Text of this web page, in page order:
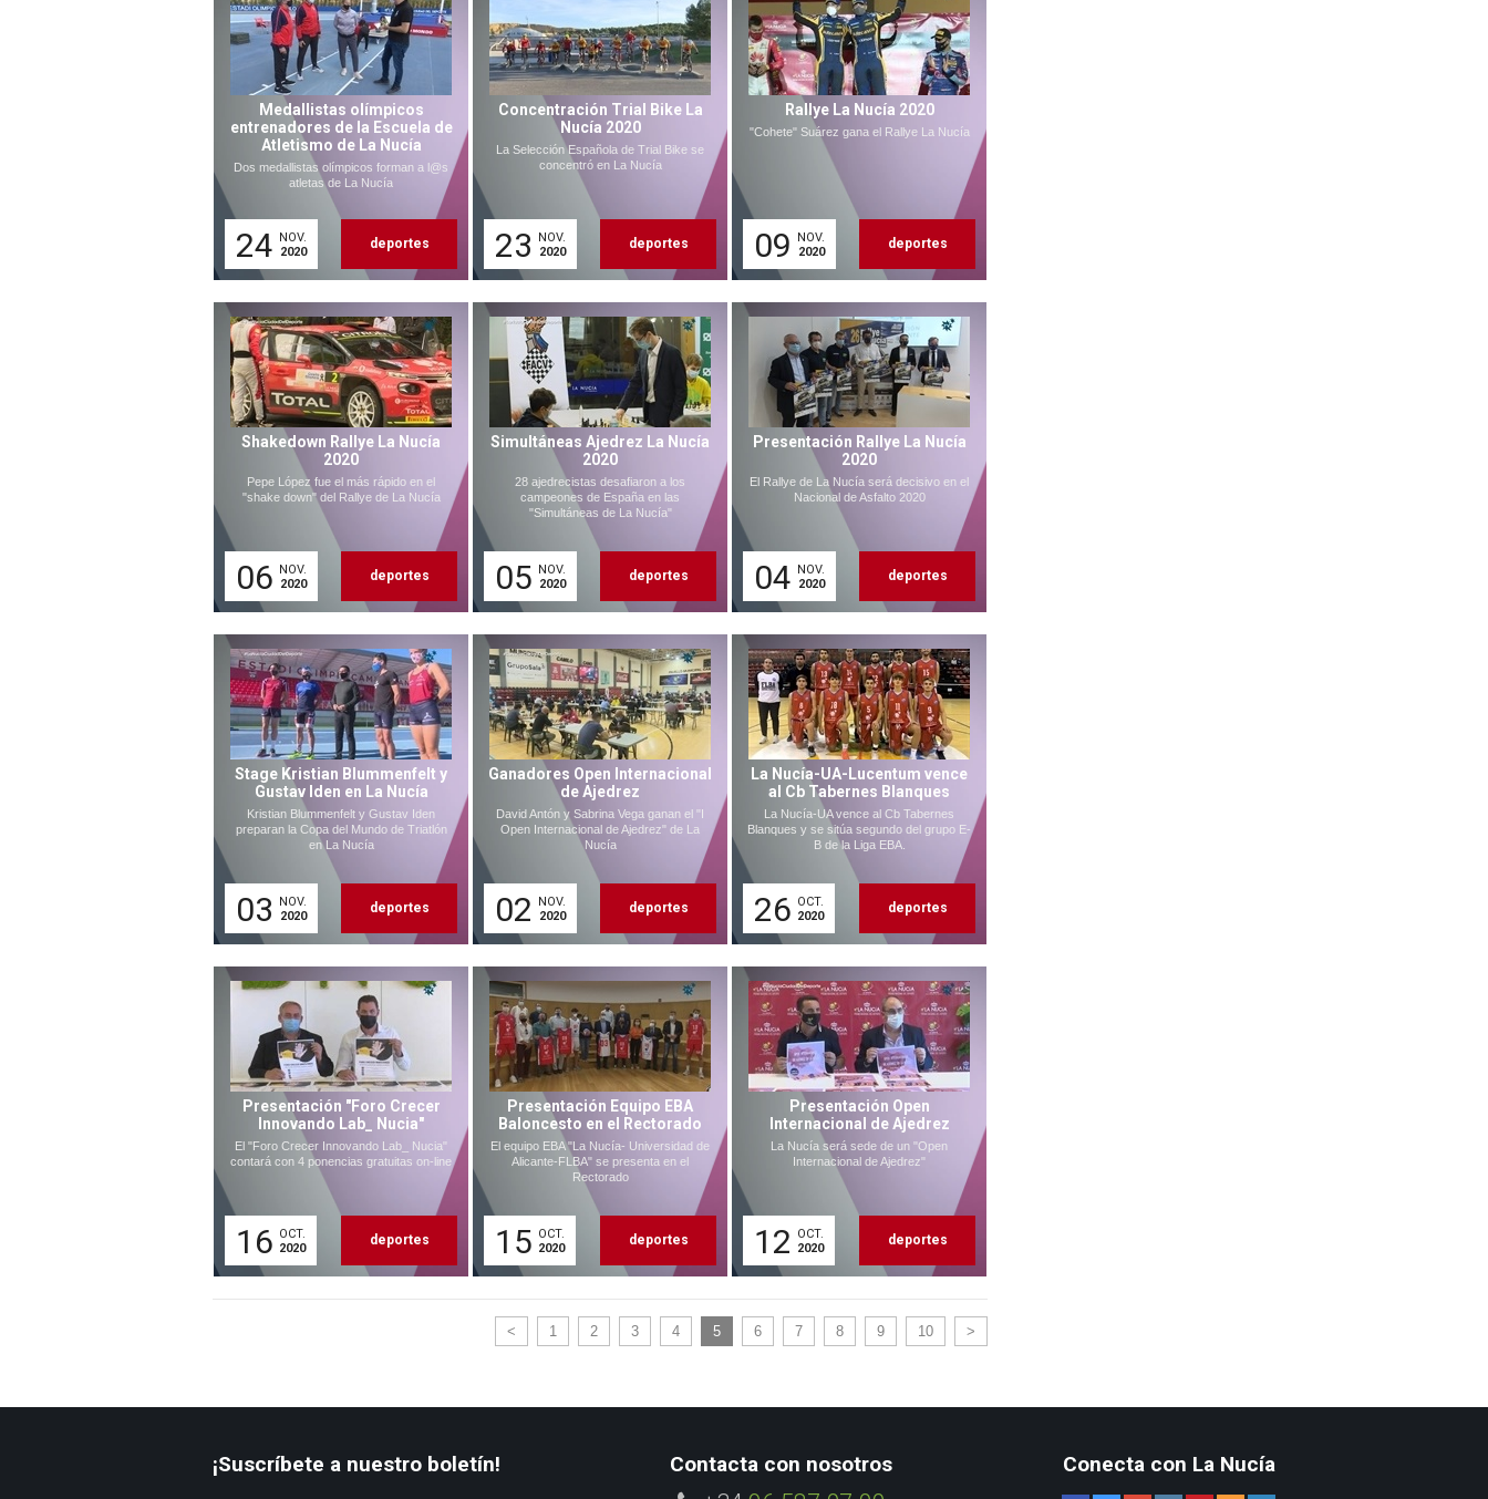
Medallistas olímpicos
entrenadores de la Escuela de
Atletismo de La Nucía
Dos medallistas olímpicos forman a l@s
atletas de La Nucía
24 NOV.
2020
deportes
Concentración Trial Bike La
Nucía 2020
La Selección Española de Trial Bike se
concentró en La Nucía
23
NOV.
2020
deportes
Rallye La Nucía 2020
"Cohete" Suárez gana el Rallye La Nucía
09
NOV.
2020
deportes
Shakedown Rallye La Nucía
2020
Pepe López fue el más rápido en el
"shake down" del Rallye de La Nucía
06 NOV.
2020
deportes
Simultáneas Ajedrez La Nucía
2020
28 ajedrecistas desafiaron a los
campeones de España en las
"Simultáneas de La Nucía"
05 NOV.
2020
deportes
Presentación Rallye La Nucía
2020
El Rallye de La Nucía será decisivo en el
Nacional de Asfalto 2020
04 NOV.
2020
deportes
Stage Kristian Blummenfelt y
Gustav Iden en La Nucía
Kristian Blummenfelt y Gustav Iden
preparan la Copa del Mundo de Triatlón
en La Nucía
03
NOV.
2020
deportes
Ganadores Open Internacional
de Ajedrez
David Antón y Sabrina Vega ganan el "I
Open Internacional de Ajedrez" de La
Nucía
02
NOV.
2020
deportes
La Nucía-UA-Lucentum vence
al Cb Tabernes Blanques
La Nucía-UA vence al Cb Tabernes
Blanques y se sitúa segundo del grupo E-
B de la Liga EBA.
26 OCT.
2020
deportes
Presentación "Foro Crecer
Innovando Lab_ Nucia"
El "Foro Crecer Innovando Lab_ Nucia"
contará con 4 ponencias gratuitas on-line
16 OCT.
2020
deportes
Presentación Equipo EBA
Baloncesto en el Rectorado
El equipo EBA "La Nucía- Universidad de
Alicante-FLBA" se presenta en el
Rectorado
15 OCT.
2020
deportes
Presentación Open
Internacional de Ajedrez
La Nucía será sede de un "Open
Internacional de Ajedrez"
12
OCT.
2020
deportes
< 1 2 3 4 5 6 7 8 9 10 >
¡Suscríbete a nuestro boletín! Contacta con nosotros Conecta con La Nucía